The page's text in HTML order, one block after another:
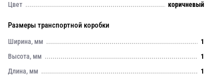
Цвет
коричневый
Размеры транспортной коробки
Ширина, мм
1
Высота, мм
1
Длина, мм
1